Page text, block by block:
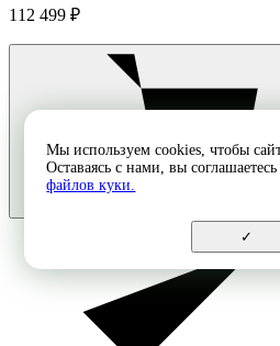
112 499 ₽
Мы используем cookies, чтобы
Оставаясь с нами, вы
файлов куки.
✓